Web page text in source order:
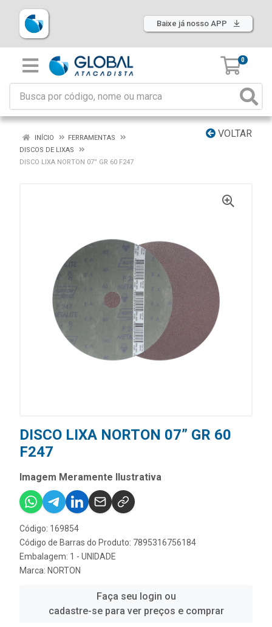
Baixe já nosso APP
0
VOLTAR
INÍCIO
FERRAMENTAS
DISCOS DE LIXAS
DISCO LIXA NORTON 07” GR 60 F247
DISCO LIXA NORTON 07” GR 60
F247
Imagem Meramente Ilustrativa
Código: 169854
Código de Barras do Produto: 7895316756184
Embalagem: 1 - UNIDADE
Marca: NORTON
Faça seu login ou
cadastre-se para ver preços e comprar